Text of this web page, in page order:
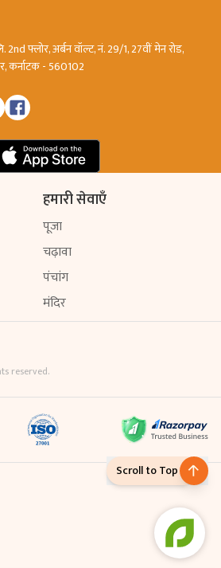
2nd फ्लोर, अर्बन वॉल्ट, नं. 29/1, 27वीं मेन रोड,
कर्नाटक - 560102
हमारी सेवाएँ
पूजा
चढ़ावा
पंचांग
मंदिर
reserved.
है, जिसके माध्यम से आप घर बैठे ही मंदिर में विधि-
Mandir App से आप अपनी श्रद्धा के अनुसार
Scroll to Top